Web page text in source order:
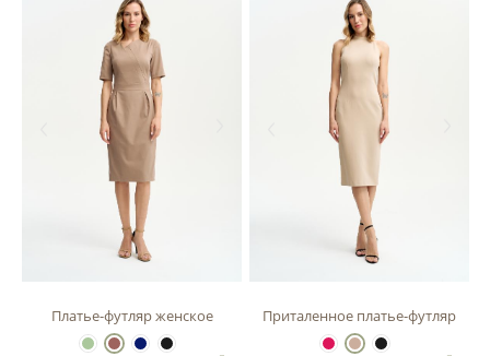
Платье-футляр женское Приталенное платье-футляр